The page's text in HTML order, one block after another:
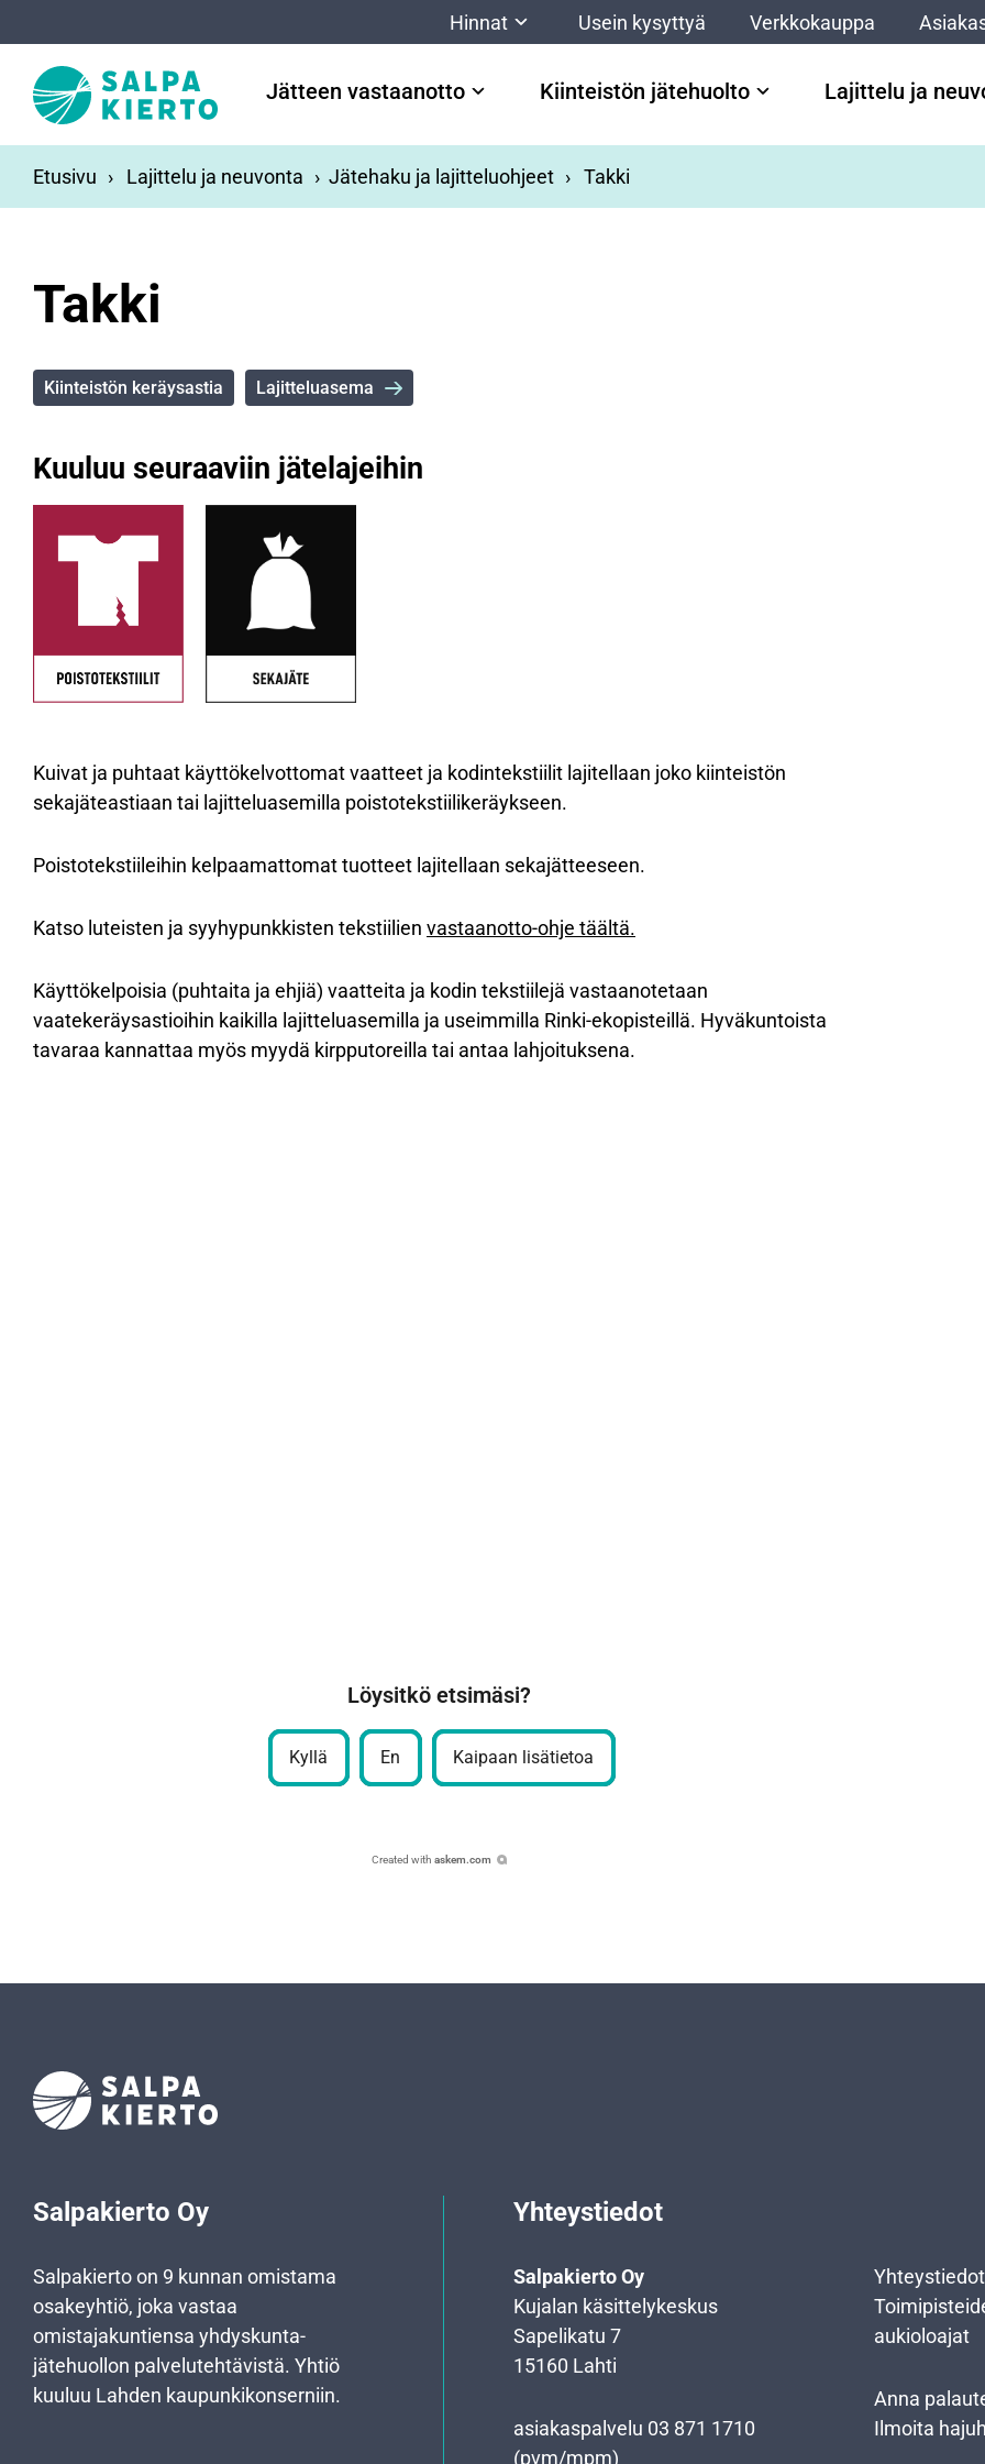
Hinnat Usein kysyttyä Verkkokauppa
Jätteen vastaanotto Kiinteistön jätehuolto Lajittelu ja
Etusivu Lajittelu ja neuvonta Jätehaku ja lajitteluohjeet Takki
Takki
Kiinteistön keräysastia Lajitteluasema
Kuuluu seuraaviin jätelajeihin
Kuivat ja puhtaat käyttökelvottomat vaatteet ja kodintekstiilit lajitellaan joko kiinteistön
sekajäteastiaan tai lajitteluasemilla poistotekstiilikeräykseen.
Poistotekstiileihin kelpaamattomat tuotteet lajitellaan sekajätteeseen.
Katso luteisten ja syyhypunkkisten tekstiilien vastaanotto-ohje täältä.
Käyttökelpoisia (puhtaita ja ehjiä) vaatteita ja kodin tekstiilejä vastaanotetaan
vaatekeräysastioihin kaikilla lajitteluasemilla ja useimmilla Rinki-ekopisteillä. Hyväkuntoista
tavaraa kannattaa myös myydä kirpputoreilla tai antaa lahjoituksena.
Löysitkö etsimäsi?
Kyllä En Kaipaan lisätietoa
Created with askem.com
Salpakierto Oy
Salpakierto on 9 kunnan omistama
osakeyhtiö, joka vastaa
omistajakuntiensa yhdyskunta­
jätehuollon palvelutehtävistä. Yhtiö
kuuluu Lahden kaupunkikonserniin.
Yhteystiedot
Salpakierto Oy
Kujalan käsittelykeskus
Sapelikatu 7
15160 Lahti
asiakaspalvelu 03 871 1710
(pvm/mpm)
Yhteystiedot
aukioloajat
Anna
Ilmoita